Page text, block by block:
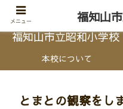
福知山市立昭和小学校
本校について
とまとの観察をし
メニュー 福知山